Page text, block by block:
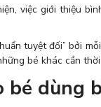
việc giới thiệu
tuyệt đối” bởi
bé khác cần
bé dùng